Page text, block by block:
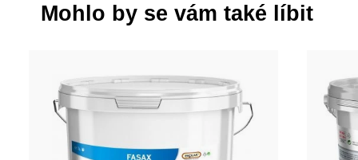
Mohlo by se vám také líbit